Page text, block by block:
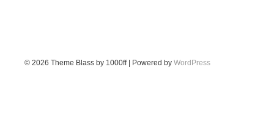
© 2026 Theme Blass by 1000ff | Powered by WordPress